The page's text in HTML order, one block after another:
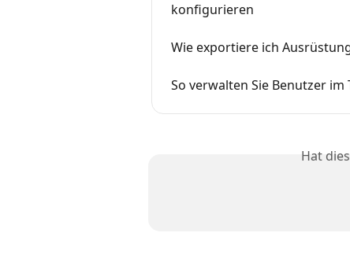
konfigurieren
Wie exportiere ich
So verwalten Sie Benutzer
Hat